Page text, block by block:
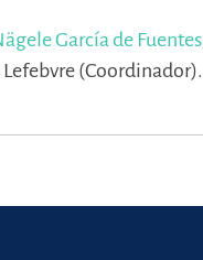
García de Fuentes
Lefebvre (Coordinador).